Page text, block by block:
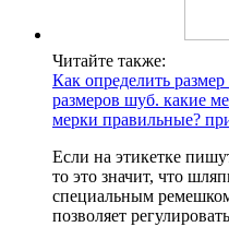
Читайте также:
Как определить
размеров шуб. какие
мерки правильные?
Если на этикетке
то это значит, что
специальным
позволяет